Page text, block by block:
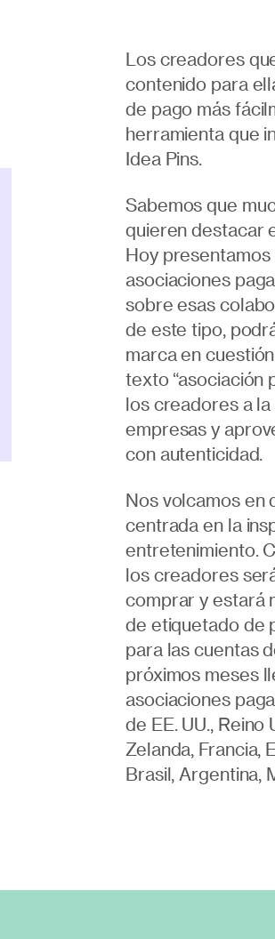
Los creadores
contenido para
de pago más
herramienta que
Idea Pins.
Sabemos que
quieren destacar
Hoy
asociaciones
sobre esas
de este tipo,
marca en
texto “asociación
los creadores a
empresas y
con autenticidad.
Nos volcamos en
centrada en la
entretenimiento.
los creadores
comprar y estará
de etiquetado de
para las cuentas
próximos meses
asociaciones
de EE. UU., Reino
Zelanda, Francia,
Brasil, Argentina,